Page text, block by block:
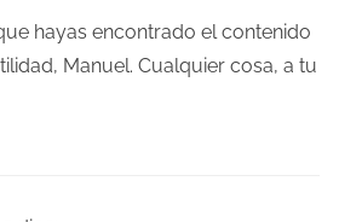
hayas encontrado el contenido
Manuel. Cualquier cosa, a tu